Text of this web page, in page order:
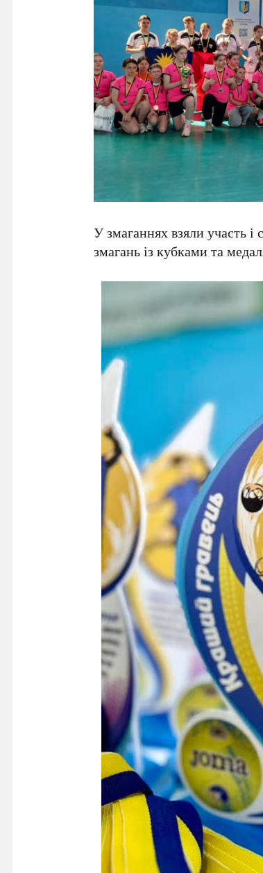
У змаганнях взяли участь
змагань із кубками та